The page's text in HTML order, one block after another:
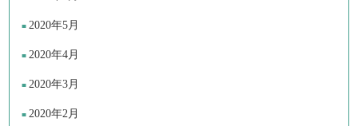
2020年5月
2020年4月
2020年3月
2020年2月